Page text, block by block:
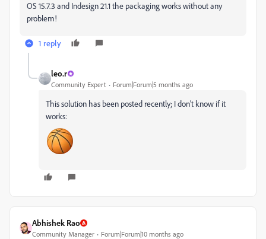
OS 15.7.3 and Indesign 21.1 the packaging works without any
problem!
1 reply
leo.r
Community Expert Forum|Forum|5 months ago
This solution has been posted recently; I don’t know if it
works:
Abhishek Rao
Community Manager Forum|Forum|10 months ago